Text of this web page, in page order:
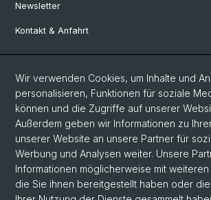
Newsletter
Kontakt & Anfahrt
Social Media
Facebook
LinkedIn
Instagram
Wir verwenden Cookies, um Inhalte und
personalisieren, Funktionen für soziale
können und die Zugriffe auf unserer
Außerdem geben wir Informationen zu
unserer Website an unsere Partner für
Werbung und Analysen weiter. Unsere
Informationen möglicherweise mit weiteren
die Sie ihnen bereitgestellt haben oder die